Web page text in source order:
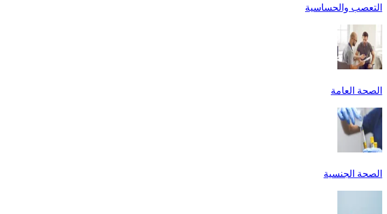
التعصب والحساسية
الصحة العامة
الصحة الجنسية